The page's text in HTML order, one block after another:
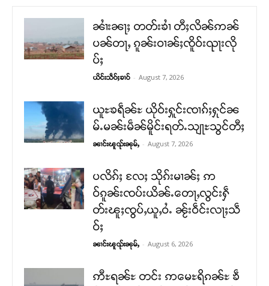
ၼၢႆးၼႃႈ တတ်းၶၢႆ တီႈလိၼ်ဢၼ်
ပၼ်တႃႇ ၵူၼ်းဝၢၼ်ႈၸိူဝ်းၺႃးလို
ပ်ႈ
ယိင်းသဵဝ်ႈၶၢဝ် - August 7, 2026
ယူႊၶရဵၼ်ႊ ယိုဝ်းႁူင်းၸၢၵ်ႈႁုင်ၼ
မ်ႉမၼ်းမဵၼ်မိူင်းရတ်ႉသျႃႊသွင်တီႈ
ၼၢင်းၽူၺ်းၼုမ်ႇ - August 7, 2026
ပလိၵ်ႈ လႄႈ သိုၵ်းမၢၼ်ႈ ဢ
ဝ်ၵူၼ်းၸပ်းယိၼ်ႉတေႃႇလွင်းႁဵ
တ်းၽူႈၸွပ်ႇယူႇဝႆႉ ၼႂ်းဝဵင်းလႃႈသဵ
ဝ်ႈ
ၼၢင်းၽူၺ်းၼုမ်ႇ - August 6, 2026
ဢီႊရၼ်ႊ တင်း ဢမေႊရိၵၼ်ႊ ၶဵ